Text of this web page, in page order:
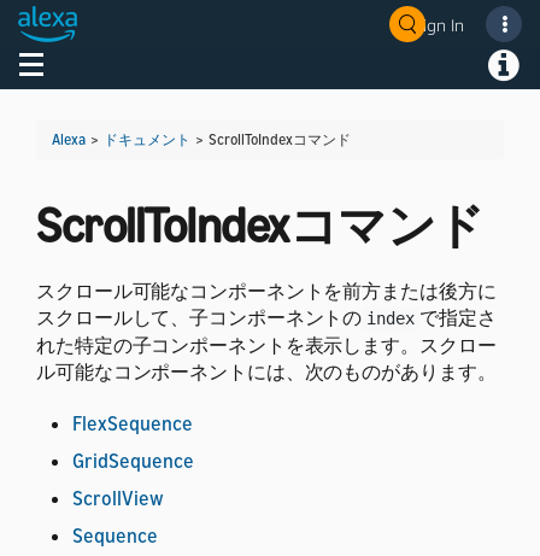
Sign In
Toggle navigation
Alexa > ドキュメント > ScrollToIndexコマンド
ScrollToIndexコマンド
スクロール可能なコンポーネントを前方または後方に
スクロールして、子コンポーネントの index で指定さ
れた特定の子コンポーネントを表示します。 スクロー
ル可能なコンポーネントには、次のものがあります。
FlexSequence
GridSequence
ScrollView
Sequence